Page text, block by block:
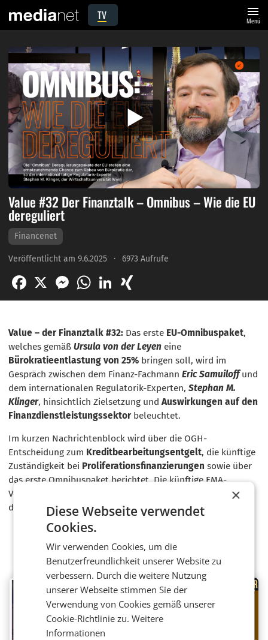
TV menu
Menü
Value #32 Der Finanztalk – Omnibus – Wie die EU
dereguliert
Facebook MessengerWhatsAppLinkedIn
Financenet
Veröffentlicht am 9.6.2025 6973 Aufrufe
Value – der Finanztalk #32: Das erste EU-Omnibuspaket,
welches gemäß Ursula von der Leyen eine
Bürokratieentlastung von 25% bringen soll, wird im
Gespräch zwischen dem Finanz-Fachmann Eric Samuiloff und
dem internationalen Regulatorik-Experten, Stephan M.
Klinger, hinsichtlich Zielsetzung und Auswirkungen auf den
Finanzdienstleistungssektorbeleuchtet.
Im kurzen Nachrichtenblock wird über die OGH-
Entscheidung zum Kreditbearbeitungsentgelt, die künftige
Zuständigkeit bei Proliferationsfinanzierungen sowie über
das erste Omnibuspaket berichtet. Die künftige FMA-
Vorstandsbesetzung mit
dargestellt.
Weitere Videos
×
Diese Webseite verwendet
Cookies.
Wir verwenden Cookies, um die
Benutzerfreundlichkeit unserer Website zu
verbessern. Durch die weitere Nutzung
unserer Webseite stimmen Sie der
Verwendung von Cookies gemäß unserer
Cookie-Richtlinie zu.Weitere
Informationen